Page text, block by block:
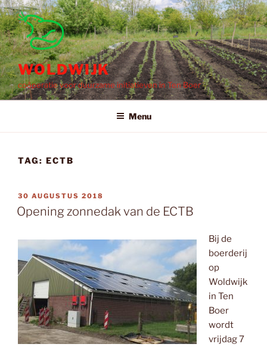
Ga
naar
de
inhoud
WOLDWIJK
coöperatie voor duurzame initiatieven in Ten Boer
Menu
TAG: ECTB
GEPLAATST
OP
30 AUGUSTUS 2018
Opening zonnedak van de ECTB
Bij de
boerderij
op
Woldwijk
in Ten
Boer
wordt
vrijdag 7